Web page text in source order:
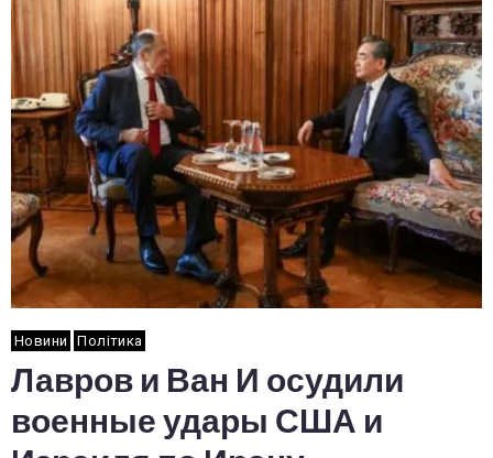
Новини Політика
Лавров и Ван И осудили
военные удары США и